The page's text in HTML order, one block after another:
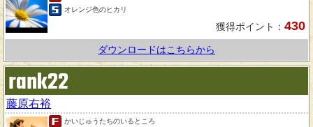
オレンジ色のヒカリ
獲得ポイント： 430
ダウンロードはこちらから
rank22
藤原右裕
かいじゅうたちのいるところ